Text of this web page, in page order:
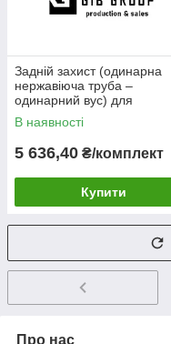
Задній захист (одинарна
нержавіюча труба –
одинарний вус) для
Volkswagen T5 (2003-2009)
d60х1,6мм
В наявності
5 636,40 ₴/комплект
Купити
Про нас